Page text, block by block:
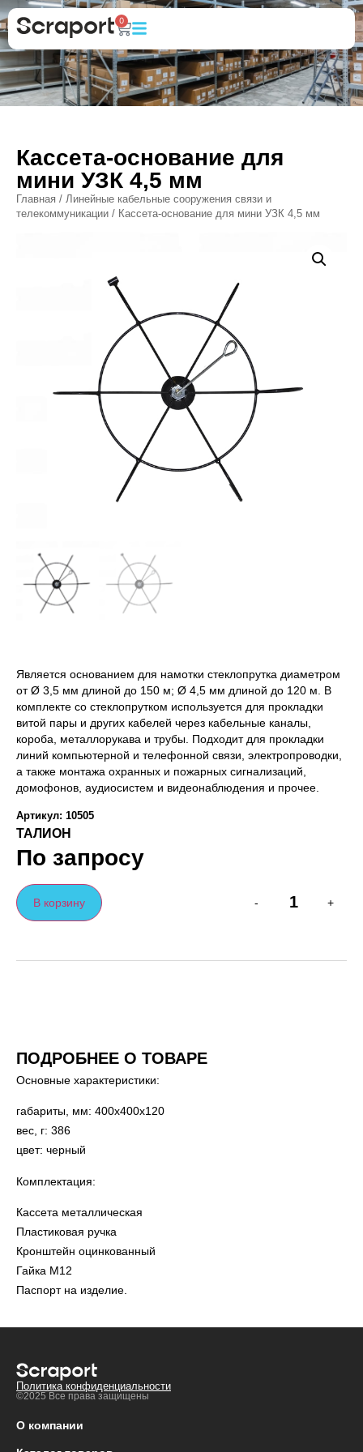
0
Кассета-основание для
мини УЗК 4,5 мм
Главная / Линейные кабельные сооружения связи и
телекоммуникации / Кассета-основание для мини УЗК 4,5 мм
Является основанием для намотки стеклопрутка диаметром
от Ø 3,5 мм длиной до 150 м; Ø 4,5 мм длиной до 120 м. В
комплекте со стеклопрутком используется для прокладки
витой пары и других кабелей через кабельные каналы,
короба, металлорукава и трубы. Подходит для прокладки
линий компьютерной и телефонной связи, электропроводки,
а также монтажа охранных и пожарных сигнализаций,
домофонов, аудиосистем и видеонаблюдения и прочее.
Артикул: 10505
ТАЛИОН
По запросу
- +
В корзину
ПОДРОБНЕЕ О ТОВАРЕ
Основные характеристики:
габариты, мм: 400х400х120
вес, г: 386
цвет: черный
Комплектация:
Кассета металлическая
Пластиковая ручка
Кронштейн оцинкованный
Гайка М12
Паспорт на изделие.
Политика конфиденциальности
©2025 Все права защищены
О компании